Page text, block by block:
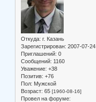
Откуда: г. Казань
Зарегистрирован: 2007-07-24
Приглашений: 0
Сообщений: 1160
Уважение: +38
Позитив: +76
Пол: Мужской
Возраст: 65 [1960-08-16]
Провел на форуме: